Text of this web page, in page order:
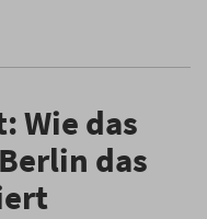
Wie das
das